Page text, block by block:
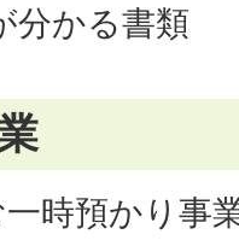
分かる書類
時預かり事